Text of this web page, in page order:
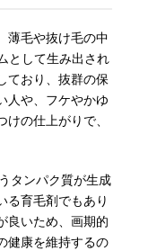
薄毛や抜け毛の中
として生み出され
ており、抜群の保
人や、フケやかゆ
の仕上がりで、
タンパク質が生成
る育毛剤でもあり
良いため、画期的
健康を維持するの